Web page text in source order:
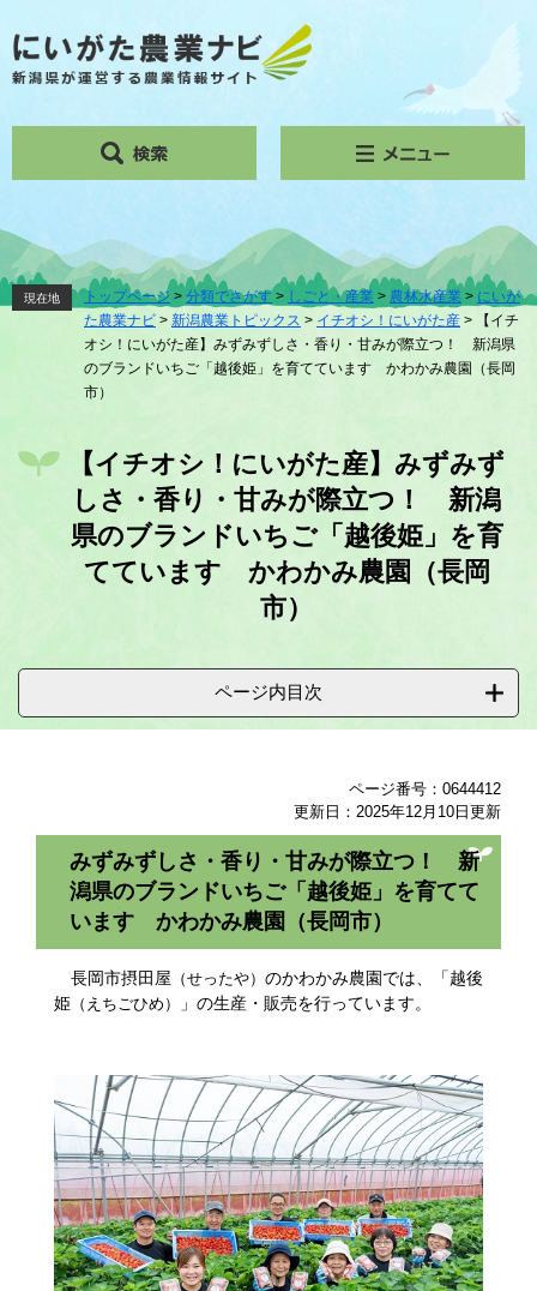
ー
ジ
の
ニ
ュ
ー
本
文
へ 現在地 トップページ > 分類でさがす > しごと・産業 > 農林水産業 > にいが
た農業ナビ > 新潟農業トピックス > イチオシ！にいがた産 >
【イチ
オシ！にいがた産】みずみずしさ・香り・甘みが際立つ！ 新潟県
のブランドいちご「越後姫」を育てています かわかみ農園（長岡
市）
【イチオシ！にいがた産】みずみず
しさ・香り・甘みが際立つ！ 新潟
県のブランドいちご「越後姫」を育
てています かわかみ農園（長岡
市）
ページ内目次
ページ番号：0644412
更新日：2025年12月10日更新
みずみずしさ・香り・甘みが際立つ！ 新
潟県のブランドいちご「越後姫」を育てて
います かわかみ農園（長岡市）
長岡市摂田屋 （せったや） のかわかみ農園では、「越後
姫 （えちごひめ） 」の生産・販売を行っています。